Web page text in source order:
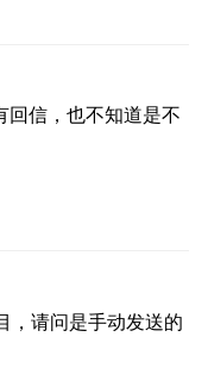
回信，也不知道是不
，请问是手动发送的